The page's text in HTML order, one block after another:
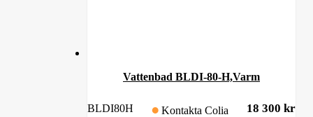
Vattenbad BLDI-80-H,Varm
BLDI80H Kontakta Colia 18 300 kr